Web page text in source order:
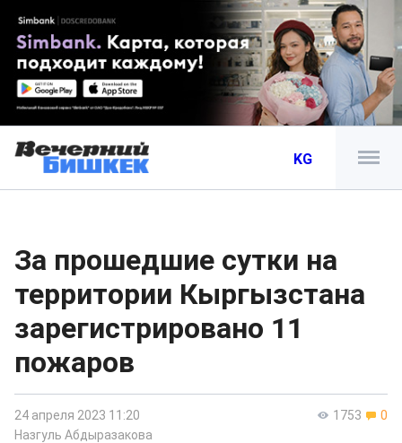
KG
За прошедшие сутки на
территории Кыргызстана
зарегистрировано 11
пожаров
1753 0
24 апреля 2023 11:20
Назгуль Абдыразакова